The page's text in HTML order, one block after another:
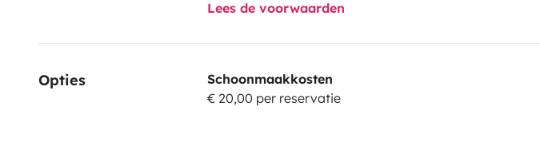
Lees de voorwaarden
Opties
Schoonmaakkosten
€ 20,00 per reservatie